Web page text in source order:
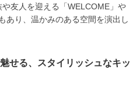
友人を迎える「WELCOME」や
あり、温かみのある空間を演出し
せる、スタイリッシュなキッ